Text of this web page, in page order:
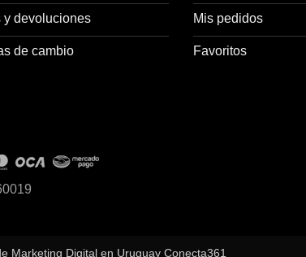
y devoluciones
de cambio
Mis pedidos
Favoritos
Marketing Digital en Uruguay Conecta361